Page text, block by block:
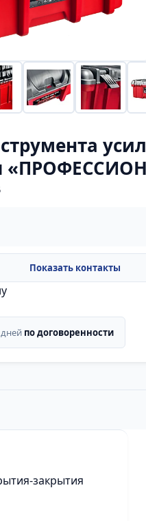
дней по договоренности
закрытия